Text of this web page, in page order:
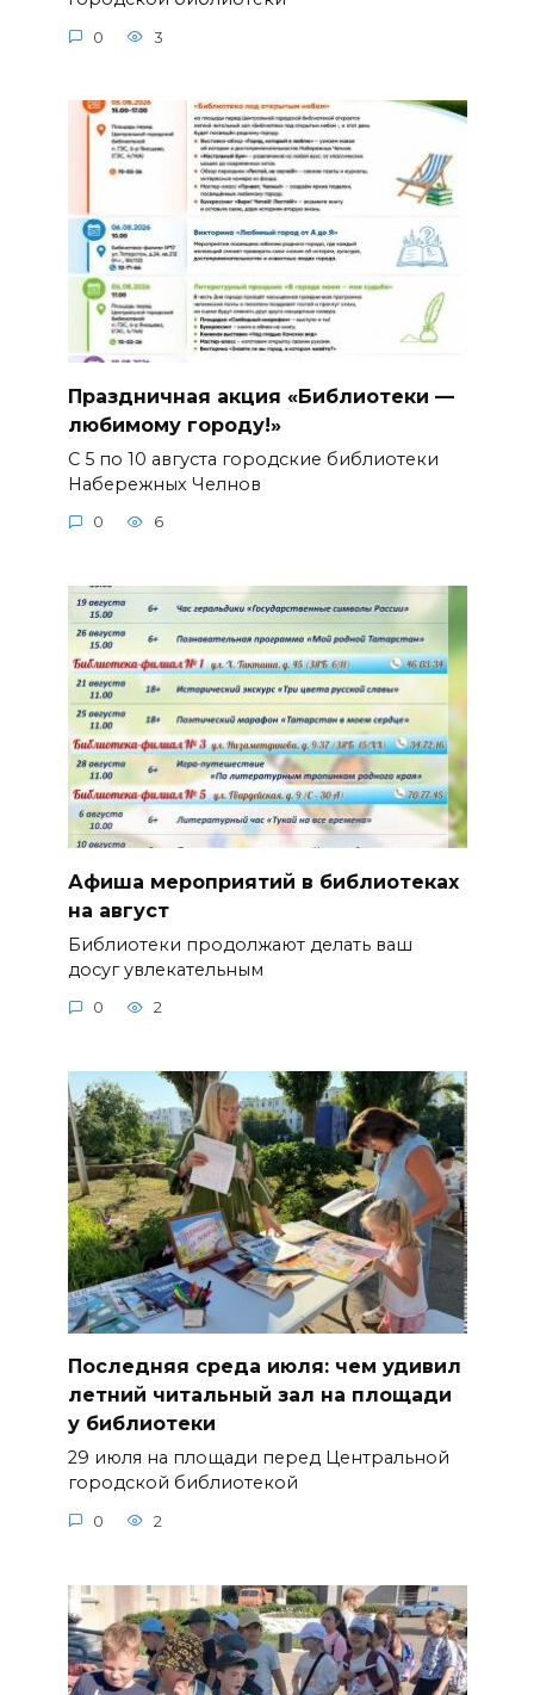
0 3
Праздничная акция «Библиотеки —
любимому городу!»
С 5 по 10 августа городские библиотеки
Набережных Челнов
0 6
Афиша мероприятий в библиотеках
на август
Библиотеки продолжают делать ваш
досуг увлекательным
0 2
Последняя среда июля: чем удивил
летний читальный зал на площади
у библиотеки
29 июля на площади перед Центральной
городской библиотекой
0 2